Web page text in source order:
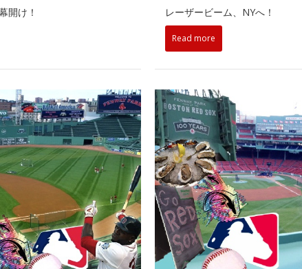
開け！ レーザービーム、NYへ！
Read more